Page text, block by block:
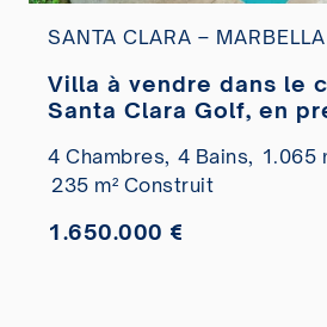
SANTA CLARA –
Villa à vendre dans le
Santa Clara Golf, en
4 Chambres, 4 Bains, 1.065
235 m² Construit
1.650.000 €